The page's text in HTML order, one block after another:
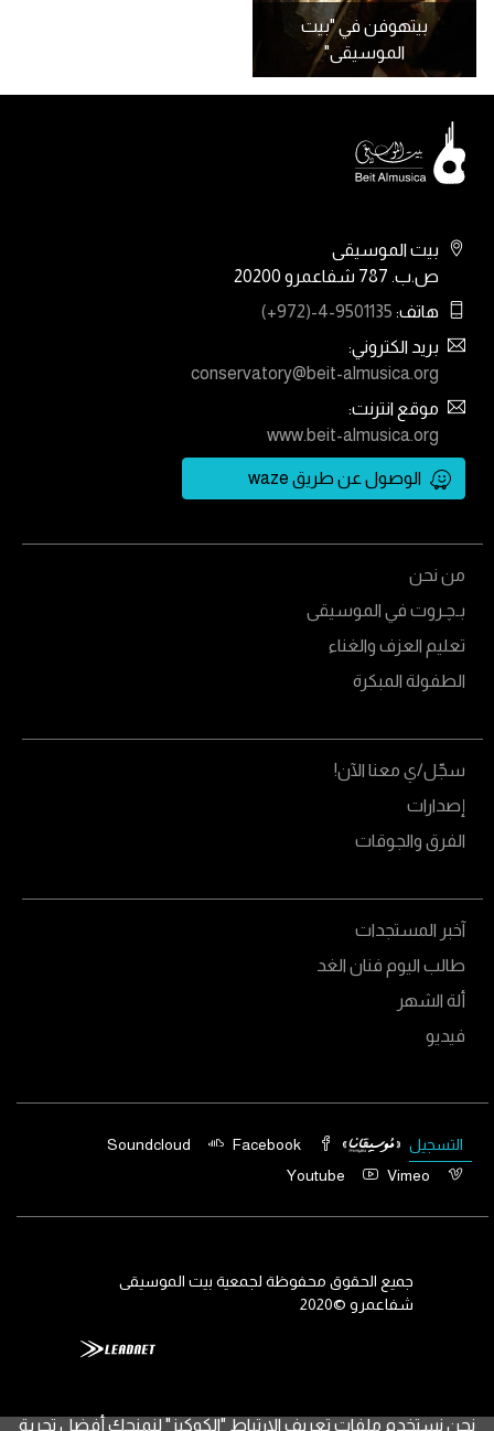
بيتهوفن في "بيت
الموسيقى"
بيت الموسيقى
ص.ب. 787 شفاعمرو 20200
هاتف: (+972)-4-9501135
بريد الكتروني:
conservatory@beit-almusica.org
موقع انترنت:
www.beit-almusica.org
الوصول عن طريق waze
التسجيل Facebook
Soundcloud
Vimeo
Youtube
من نحن
بـﭼـروت في الموسيقى
تعليم العزف والغناء
الطفولة المبكرة
سجّل/ي معنا الآن!
إصدارات
الفرق والجوقات
آخبر المستجدات
طالب اليوم فنان الغد
ألة الشهر
فيديو
جميع الحقوق محفوظة لجمعية بيت الموسيقى
شفاعمرو ©2020
نحن نستخدم ملفات تعريف الارتباط "الكوكيز" لنمنحك أفضل تجربة